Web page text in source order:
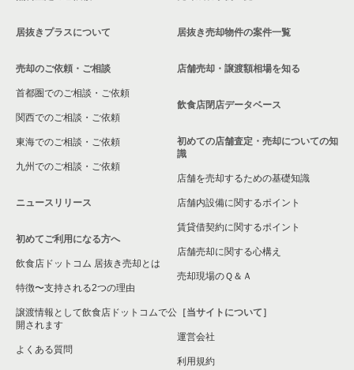
中野区の飲食店の居抜き売却物件の案件一覧
居抜きプラスについて
売却のご依頼・ご相談
首都圏でのご相談・ご依頼
関西でのご相談・ご依頼
東海でのご相談・ご依頼
九州でのご相談・ご依頼
ニュースリリース
初めてご利用になる方へ
飲食店ドットコム 居抜き売却とは
特徴〜支持される2つの理由
譲渡情報として飲食店ドットコムで公
開されます
よくある質問
居抜き売却物件の案件一覧
店舗売却・譲渡額相場を知る
飲食店閉店データベース
初めての店舗査定・売却についての知
識
店舗を売却するための基礎知識
店舗内設備に関するポイント
賃貸借契約に関するポイント
店舗売却に関する心構え
売却現場のＱ＆Ａ
［当サイトについて］
運営会社
利用規約